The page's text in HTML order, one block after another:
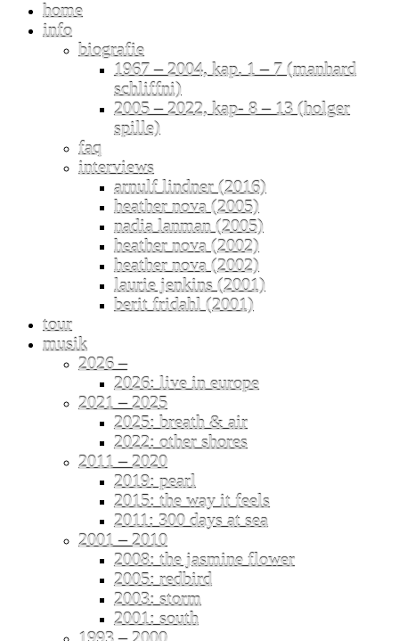
home
info
biografie
1967 – 2004, kap. 1 – 7 (manhard
schliffni)
2005 – 2022, kap- 8 – 13 (holger
spille)
faq
interviews
arnulf lindner (2016)
heather nova (2005)
nadia lanman (2005)
heather nova (2002)
heather nova (2002)
laurie jenkins (2001)
berit fridahl (2001)
tour
musik
2026 –
2026: live in europe
2021 – 2025
2025: breath & air
2022: other shores
2011 – 2020
2019: pearl
2015: the way it feels
2011: 300 days at sea
2001 – 2010
2008: the jasmine flower
2005: redbird
2003: storm
2001: south